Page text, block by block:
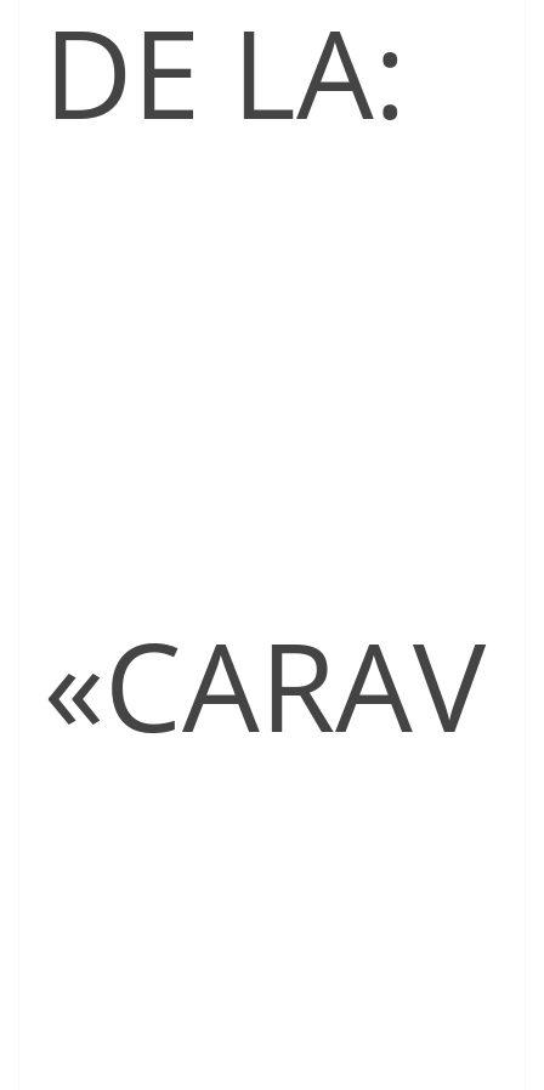
DE LA:
«CARAV